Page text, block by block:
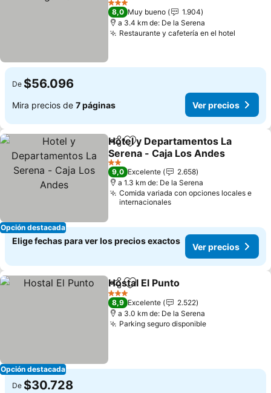
3 Estrellas
8,0 Muy bueno
1.904
a 3.4 km de: De la Serena
Restaurante y cafetería en el hotel
De $56.096
Mira precios de 7 páginas Ver precios
Opción destacada
CompartirAgregar a favoritos
Hotel y Departamentos La
Serena - Caja Los Andes
2 Estrellas
9,0 Excelente
2.658
a 1.3 km de: De la Serena
Comida variada con opciones locales e
internacionales
Elige fechas para ver los precios exactos
Ver precios
Opción destacada
CompartirAgregar a favoritos
Hostal El Punto
3 Estrellas
8,9 Excelente
2.522
a 3.0 km de: De la Serena
Parking seguro disponible
De $30.728